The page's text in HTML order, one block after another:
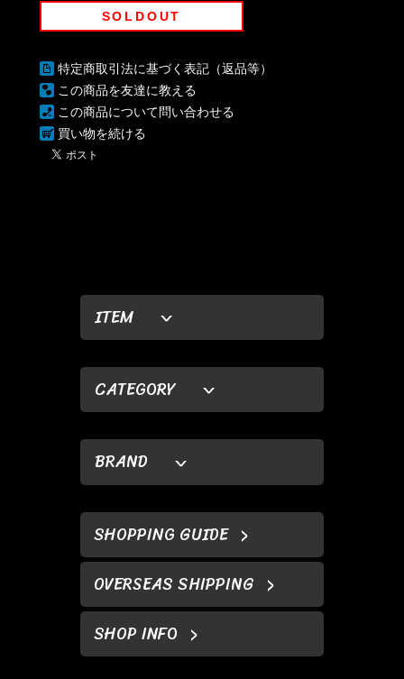
ITEM
CATEGORY
BRAND
SHOPPING GUIDE
OVERSEAS SHIPPING
SHOP INFO
SOLDOUT
特定商取引法に基づく表記（返品等）
この商品を友達に教える
この商品について問い合わせる
買い物を続ける